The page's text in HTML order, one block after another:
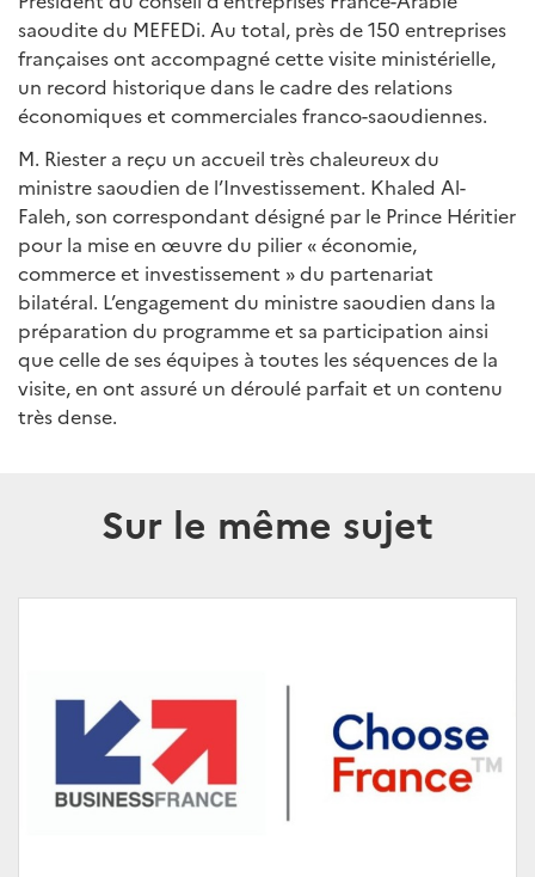
saoudite du MEFEDi. Au total, près de 150 entreprises
françaises ont accompagné cette visite ministérielle,
un record historique dans le cadre des relations
économiques et commerciales franco-saoudiennes.
M. Riester a reçu un accueil très chaleureux du
ministre saoudien de l’Investissement. Khaled Al-
Faleh, son correspondant désigné par le Prince Héritier
pour la mise en œuvre du pilier « économie,
commerce et investissement » du partenariat
bilatéral. L’engagement du ministre saoudien dans la
préparation du programme et sa participation ainsi
que celle de ses équipes à toutes les séquences de la
visite, en ont assuré un déroulé parfait et un contenu
très dense.
Sur le même sujet